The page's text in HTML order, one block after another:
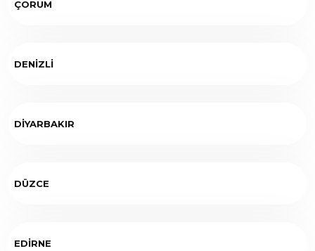
ÇORUM
DENİZLİ
DİYARBAKIR
DÜZCE
EDİRNE